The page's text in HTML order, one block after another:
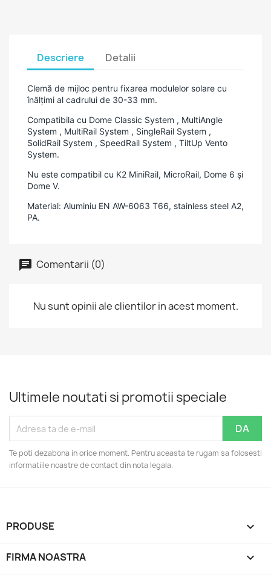
Descriere Detalii
Clemă de mijloc pentru fixarea modulelor solare cu
înălțimi al cadrului de 30-33 mm.
Compatibila cu Dome Classic System , MultiAngle
System , MultiRail System , SingleRail System ,
SolidRail System , SpeedRail System , TiltUp Vento
System.
Nu este compatibil cu K2 MiniRail, MicroRail, Dome 6 și
Dome V.
Material: Aluminiu EN AW-6063 T66, stainless steel A2,
PA.
Comentarii (0)
Nu sunt opinii ale clientilor in acest moment.
Ultimele noutati si promotii speciale
Te poti dezabona in orice moment. Pentru aceasta te rugam sa folosesti
informatiile noastre de contact din nota legala.
PRODUSE 
FIRMA NOASTRA 